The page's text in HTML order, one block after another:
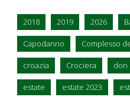
2018 2019 2026
Capodanno Complesso
croazia Crociera don
estate estate 2023